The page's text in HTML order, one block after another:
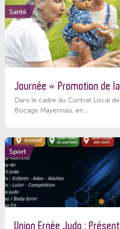
Santé
Journée « Promotion de
Dans le cadre du Contrat Local
Bocage Mayennais, en...
Sport
Union Ernée Judo :